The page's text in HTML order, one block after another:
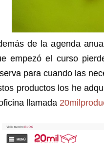
de la agenda
empezó el curso
para cuando las
productos los he
llamada